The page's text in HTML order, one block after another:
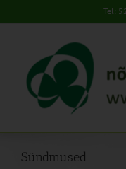
to
Tel:
Sündmused